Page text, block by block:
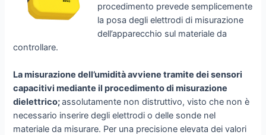
procedimento prevede semplicemente
la posa degli elettrodi di misurazione
dell’apparecchio sul materiale da
controllare.
La misurazione dell’umidità avviene tramite dei sensori
capacitivi mediante il procedimento di misurazione
dielettrico;assolutamente non distruttivo, visto che non è
necessario inserire degli elettrodi o delle sonde nel
materiale da misurare. Per una precisione elevata dei valori